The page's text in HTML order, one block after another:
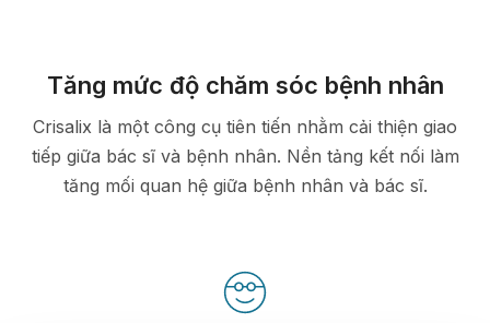
Tăng mức độ chăm sóc bệnh nhân
Crisalix là một công cụ tiên tiến nhằm cải thiện giao
tiếp giữa bác sĩ và bệnh nhân. Nền tảng kết nối làm
tăng mối quan hệ giữa bệnh nhân và bác sĩ.